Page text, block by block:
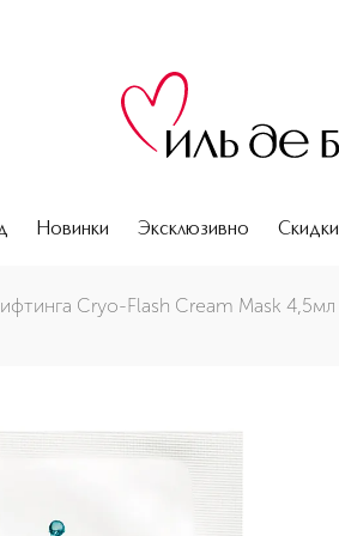
Новинки Эксклюзивно Скидки
Flash Cream Mask 4,5мл
Cryo-Flash Cream Mask 4,5мл